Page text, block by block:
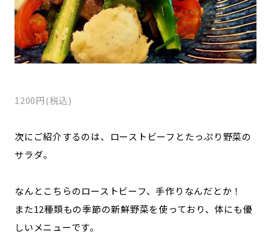
1200円(税込)
次にご紹介するのは、ローストビーフとたっぷり野菜の
サラダ。
なんとこちらのローストビーフ、手作りなんだとか！
また12種類もの季節の新鮮野菜を使っており、体にも優
しいメニューです。